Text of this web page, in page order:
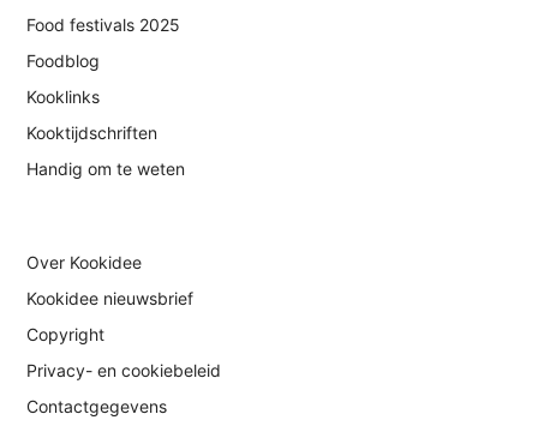
Food festivals 2025
Foodblog
Kooklinks
Kooktijdschriften
Handig om te weten
Over Kookidee
Kookidee nieuwsbrief
Copyright
Privacy- en cookiebeleid
Contactgegevens